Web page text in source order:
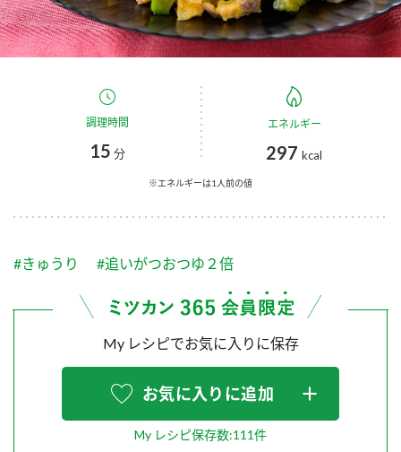
みりん風・料理酒 鍋用調味料
スープ 中華
ふりかけ おすしの素
炊き込みご飯の素 米飯用調味液
Fibee
商品ブランドサイト
Fibee（ファイビー）
カンタン酢
お酢ドリンク
かおりの蔵
つゆ
納豆のサイト
企業情報
国内事業概要
ミツカングループについて
企業理念
ミツカンを知る
水の文化センター（アーカイブ）
ZENB initiative
MIM（ミツカンミュージアム）
お客様相談センター
お客様の声をいかしました
販売終了製品のご案内
調理時間
15 分
エネルギー
297 kcal
※エネルギーは1人前の値
#きゅうり #追いがつおつゆ２倍
My レシピでお気に入りに保存
お気に入りに追加
My レシピ保存数:111件